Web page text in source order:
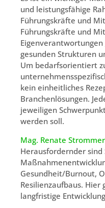
und leistungsfähige
Führungskräfte und
Führungskräfte und
gesunden Strukturen
Um bedarfsorientiert
kein einheitliches
Branchenlösungen.
jeweiligen
werden soll.
Mag. Renate
Herausfordernder sind
Gesundheit/Burnout,
Resilienzaufbaus.
langfristige